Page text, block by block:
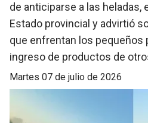
de anticiparse a las heladas,
Estado provincial y advirtió
que enfrentan los pequeños
ingreso de productos de
martes 07 de julio de 2026